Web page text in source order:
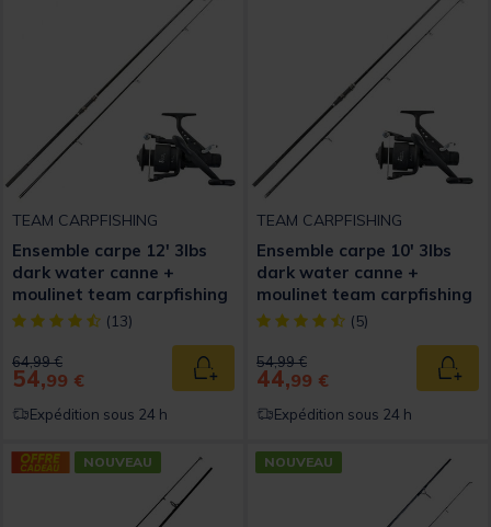
TEAM CARPFISHING
Ensemble carpe 12' 3lbs
dark water canne +
moulinet team carpfishing
[object Object] out of 5 Customer Rating
(13)
Price reduced from
64,99 €to
54,99 € Ajouter au panier
Expédition sous 24 h
TEAM CARPFISHING
Ensemble carpe 10' 3lbs
dark water canne +
moulinet team carpfishing
[object Object] out of 5
(5)
Price reduced from
54,99 €to
44,99 €
Expédition sous 24 h
NOUVEAU NOUVEAU